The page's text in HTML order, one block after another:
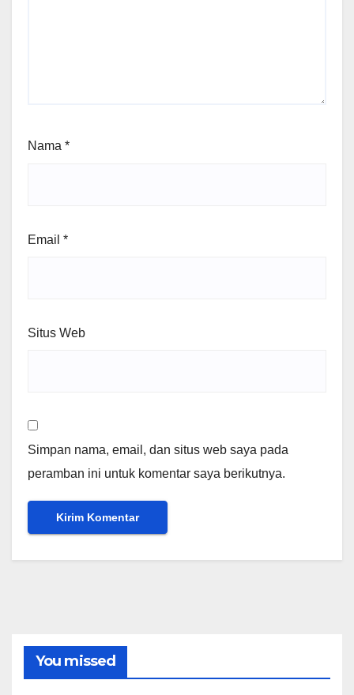
Nama *
Email *
Situs Web
Simpan nama, email, dan situs web saya pada
peramban ini untuk komentar saya berikutnya.
You missed